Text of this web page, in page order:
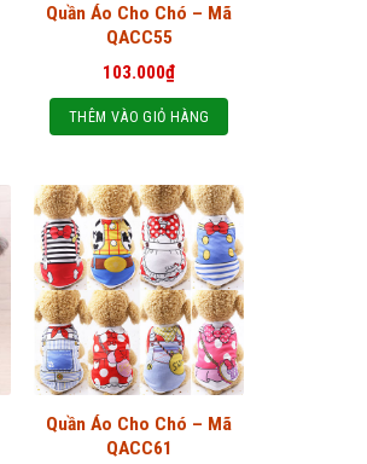
Quần Áo Cho Chó – Mã
QACC55
103.000₫
THÊM VÀO GIỎ HÀNG
Quần Áo Cho Chó – Mã
QACC61